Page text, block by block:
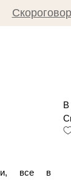
все в
В